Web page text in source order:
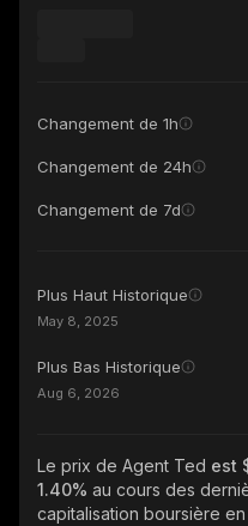
Changement de 1h
Changement de 24h
Changement de 7d
Plus Haut Historique
May 8, 2025
Plus Bas Historique
Aug 6, 2026
Le prix de Agent Ted est
1.40% au cours des
capitalisation boursière